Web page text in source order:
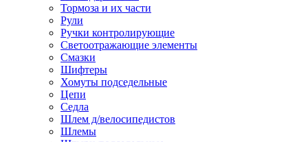
Тормоза и их части
Рули
Ручки контролирующие
Светоотражающие элементы
Смазки
Шифтеры
Хомуты подседельные
Цепи
Седла
Шлем д/велосипедистов
Шлемы